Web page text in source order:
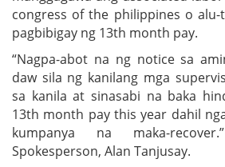
congress of the philippines o
pagbibigay ng 13th month pay.
“Nagpa-abot na ng notice sa
daw sila ng kanilang mga
sa kanila at sinasabi na baka
13th month pay this year dahil
kumpanya na maka-
Spokesperson, Alan Tanjusay.